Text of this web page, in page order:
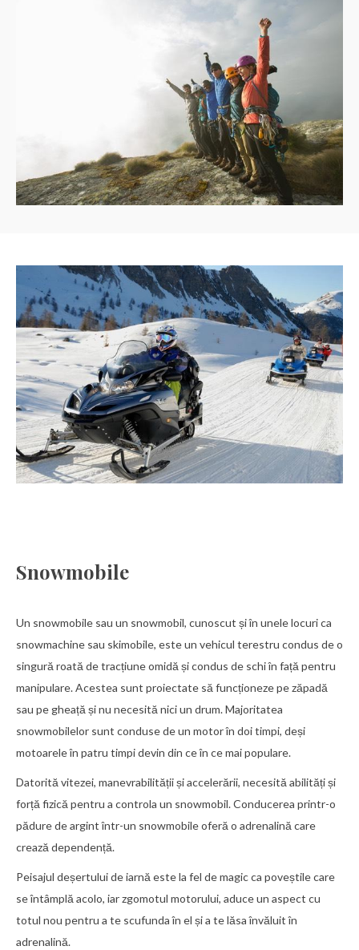
Snowmobile
Un snowmobile sau un snowmobil, cunoscut și în unele locuri ca
snowmachine sau skimobile, este un vehicul terestru condus de o
singură roată de tracțiune omidă și condus de schi în față pentru
manipulare. Acestea sunt proiectate să funcționeze pe zăpadă
sau pe gheață și nu necesită nici un drum. Majoritatea
snowmobilelor sunt conduse de un motor în doi timpi, deși
motoarele în patru timpi devin din ce în ce mai populare.
Datorită vitezei, manevrabilității și accelerării, necesită abilități și
forță fizică pentru a controla un snowmobil. Conducerea printr-o
pădure de argint într-un snowmobile oferă o adrenalină care
crează dependență.
Peisajul deșertului de iarnă este la fel de magic ca poveștile care
se întâmplă acolo, iar zgomotul motorului, aduce un aspect cu
totul nou pentru a te scufunda în el și a te lăsa învăluit în
adrenalină.